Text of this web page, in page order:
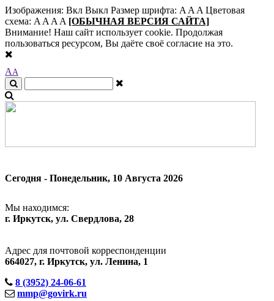
Изображения: Вкл Выкл Размер шрифта: A A A Цветовая
схема: A A A A [ОБЫЧНАЯ ВЕРСИЯ САЙТА]
Внимание! Наш сайт использует cookie. Продолжая
пользоваться ресурсом, Вы даёте своё согласие на это.
AA
Сегодня - Понедельник, 10 Августа 2026
Мы находимся:
г. Иркутск, ул. Свердлова, 28
Адрес для почтовой корреспонденции
664027, г. Иркутск, ул. Ленина, 1
8 (3952) 24-06-61
mmp@govirk.ru